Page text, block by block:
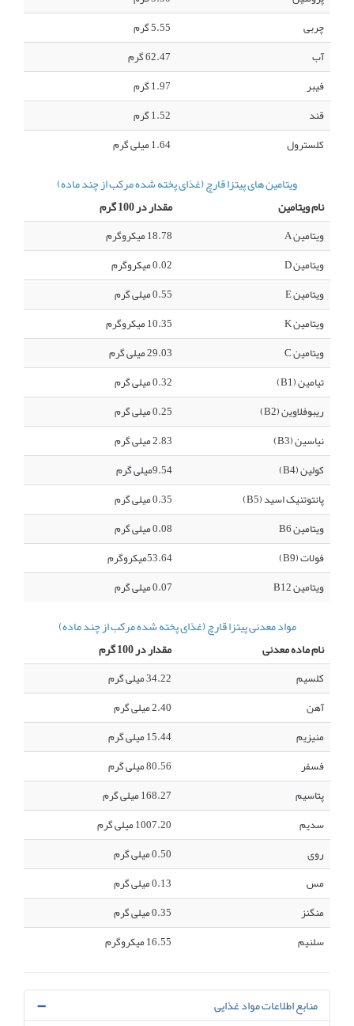
چربی
5.55 گرم
آب
62.47 گرم
فیبر
1.97 گرم
قند
1.52 گرم
کلسترول
1.64 میلی گرم
ویتامین های پیتزا قارچ (غذای پخته شده مرکب از چند ماده)
نام ویتامین
مقدار در 100 گرم
ویتامین A
18.78 میکروگرم
ویتامین D
0.02 میکروگرم
ویتامین E
0.55 میلی گرم
ویتامین K
10.35 میکروگرم
ویتامین C
29.03 میلی گرم
تیامین (B1)
0.32 میلی گرم
ریبوفلاوین (B2)
0.25 میلی گرم
نیاسین (B3)
2.83 میلی گرم
کولین (B4)
9.54میلی گرم
پانتوتنیک اسید (B5)
0.35 میلی گرم
ویتامین B6
0.08 میلی گرم
فولات (B9)
53.64میکروگرم
ویتامین B12
0.07 میلی گرم
مواد معدنی پیتزا قارچ (غذای پخته شده مرکب از چند ماده)
نام ماده معدنی
مقدار در 100 گرم
کلسیم
34.22 میلی گرم
آهن
2.40 میلی گرم
منیزیم
15.44 میلی گرم
فسفر
80.56 میلی گرم
پتاسیم
168.27 میلی گرم
سدیم
1007.20 میلی گرم
روی
0.50 میلی گرم
مس
0.13 میلی گرم
منگنز
0.35 میلی گرم
سلنیم
16.55 میکروگرم
منابع اطلاعات مواد غذایی